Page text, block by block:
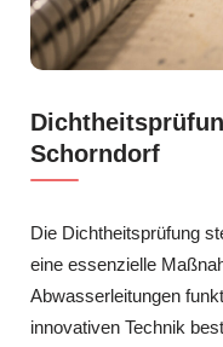
Schorndorf
Die Dichtheitsprüfung
eine essenzielle
Abwasserleitungen
innovativen Technik